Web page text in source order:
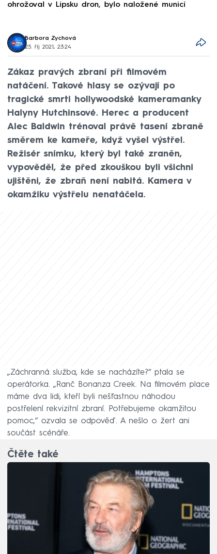
ohrožoval v Lipsku dron, bylo naložené municí
Barbora Zychová
25. říj 2021, 23:24
Zákaz pravých zbraní při filmovém
natáčení. Takové hlasy se ozývají po
tragické smrti hollywoodské kameramanky
Halyny Hutchinsové. Herec a producent
Alec Baldwin trénoval právě tasení zbraně
směrem ke kameře, když vyšel výstřel.
Režisér snímku, který byl také zraněn,
vypověděl, že před zkouškou byli všichni
ujištěni, že zbraň není nabitá. Kamera v
okamžiku výstřelu nenatáčela.
„Záchranná služba, kde se nacházíte?“ ptala se
operátorka. „Ranč Bonanza Creek. Na filmovém place
máme dva lidi, kteří byli nešťastnou náhodou
postřelení rekvizitní zbraní. Potřebujeme okamžitou
pomoc,“ ozvala se odpověď. A nešlo o žert ani
součást scénáře.
Čtěte také